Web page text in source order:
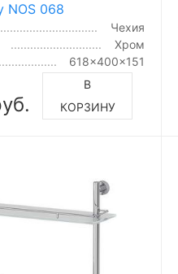
NOS 068
Чехия
Хром
618x400x151
В
КОРЗИНУ